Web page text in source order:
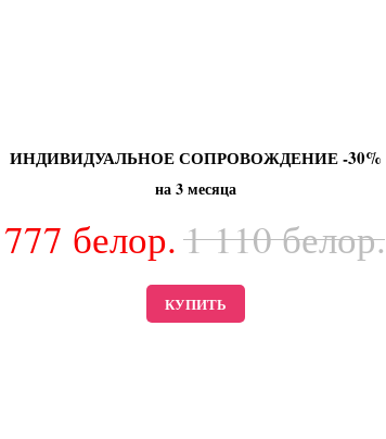
ИНДИВИДУАЛЬНОЕ СОПРОВОЖДЕНИЕ -30%
на 3 месяца
777 белор.1 110белор.
КУПИТЬ